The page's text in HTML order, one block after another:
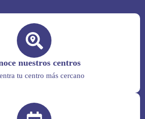
nuestros centros
tu centro más cercano